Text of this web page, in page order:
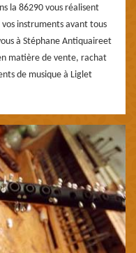
la 86290 vous réalisent
instruments avant tous
à Stéphane Antiquaireet
matière de vente, rachat
de musique à Liglet